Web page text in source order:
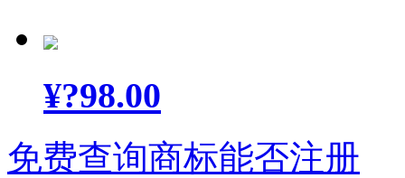
¥?98.00
免费查询商标能否注册